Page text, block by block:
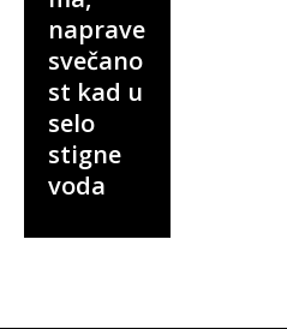
naprave
svečano
st kad u
selo
stigne
voda